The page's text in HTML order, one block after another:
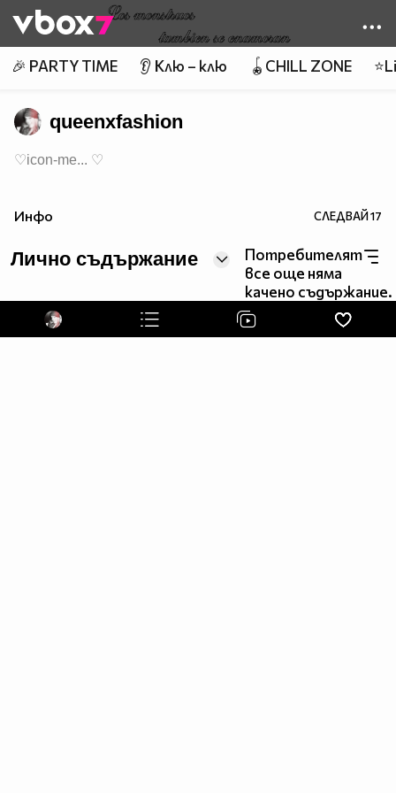
👾
🎉 PARTY TIME 👂 Клю – клю 🪀CHILL ZONE
queenxfashion
♡icon-me... ♡
Инфо СЛЕДВАЙ17
Лично съдържание
Потребителят
все още няма
качено съдържание.